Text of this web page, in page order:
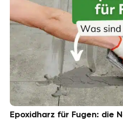
Epoxidharz für Fugen: die